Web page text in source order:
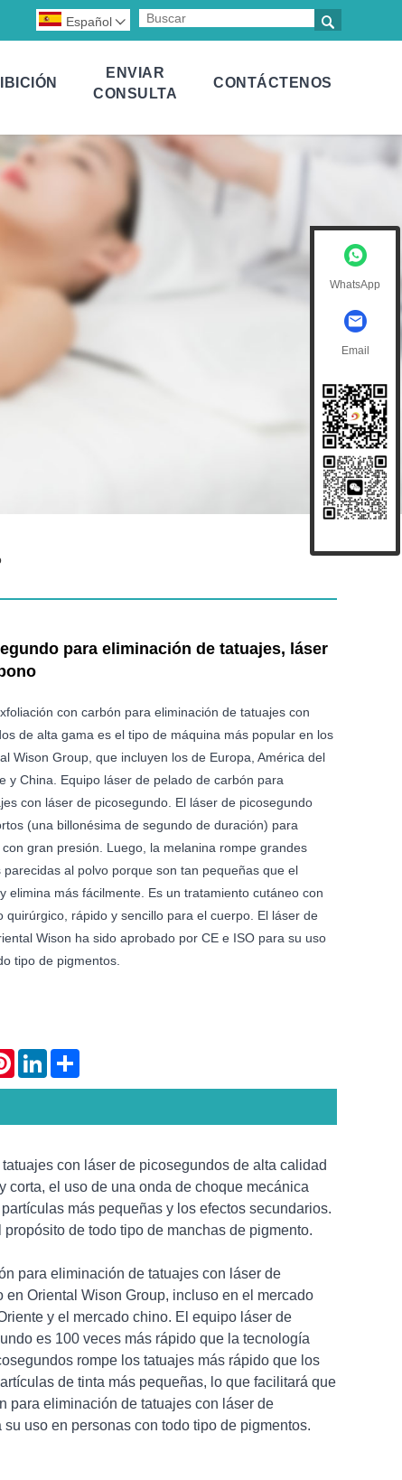

Español 
ENVIAR
CONSULTA
CONTÁCTENOS
para eliminación de tatuajes, láser
con carbón para eliminación de tatuajes con
de alta gama es el tipo de máquina más popular en los
Wison Group, que incluyen los de Europa, América del
y China. Equipo láser de pelado de carbón para
con láser de picosegundo. El láser de picosegundo
(una billonésima de segundo de duración) para
gran presión. Luego, la melanina rompe grandes
al polvo porque son tan pequeñas que el
elimina más fácilmente. Es un tratamiento cutáneo con
quirúrgico, rápido y sencillo para el cuerpo. El láser de
Wison ha sido aprobado por CE e ISO para su uso
tipo de pigmentos.
PinterestLinkedInShare
con láser de picosegundos de alta calidad
el uso de una onda de choque mecánica
más pequeñas y los efectos secundarios.
de todo tipo de manchas de pigmento.
para eliminación de tatuajes con láser de
Oriental Wison Group, incluso en el mercado
y el mercado chino. El equipo láser de
es 100 veces más rápido que la tecnología
rompe los tatuajes más rápido que los
de tinta más pequeñas, lo que facilitará que
para eliminación de tatuajes con láser de
uso en personas con todo tipo de pigmentos.
WhatsApp
Email